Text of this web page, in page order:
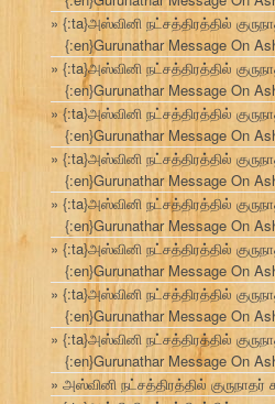
{:ta}அஸ்வினி நட்சத்திரத்தில்
{:en}Gurunathar Message On
{:ta}அஸ்வினி நட்சத்திரத்தில்
{:en}Gurunathar Message On
{:ta}அஸ்வினி நட்சத்திரத்தில்
{:en}Gurunathar Message On
{:ta}அஸ்வினி நட்சத்திரத்தில்
{:en}Gurunathar Message On
{:ta}அஸ்வினி நட்சத்திரத்தில்
{:en}Gurunathar Message On
{:ta}அஸ்வினி நட்சத்திரத்தில்
{:en}Gurunathar Message On
{:ta}அஸ்வினி நட்சத்திரத்தில்
{:en}Gurunathar Message On
{:ta}அஸ்வினி நட்சத்திரத்தில்
{:en}Gurunathar Message On
அஸ்வினி நட்சத்திரத்தில் குருநாதர்